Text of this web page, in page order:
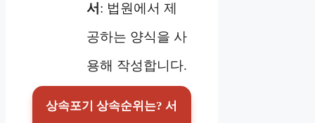
서 : 법원에서 제
공하는 양식을 사
용해 작성합니다.
상속포기 상속순위는? 서